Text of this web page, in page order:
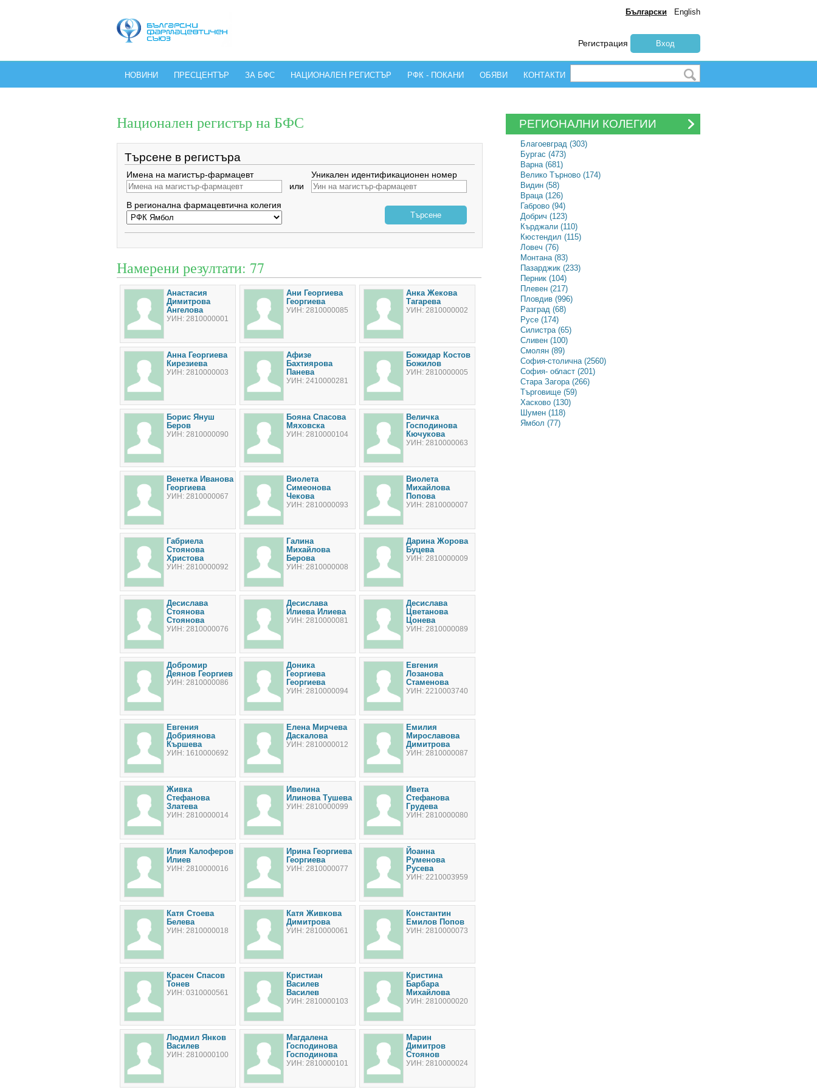
Български English
Регистрация Вход
НОВИНИ ПРЕСЦЕНТЪР ЗА БФС НАЦИОНАЛЕН РЕГИСТЪР РФК - ПОКАНИ ОБЯВИ КОНТАКТИ
Национален регистър на БФС
Търсене в регистъра
Имена на магистър-фармацевт
или
Уникален идентификационен номер
В регионална фармацевтична колегия
Търсене
Намерени резултати: 77
Анастасия
Димитрова
Ангелова
УИН: 2810000001
Ани Георгиева
Георгиева
УИН: 2810000085
Анка Жекова
Тагарева
УИН: 2810000002
Анна Георгиева
Кирезиева
УИН: 2810000003
Афизе
Бахтиярова
Панева
УИН: 2410000281
Божидар Костов
Божилов
УИН: 2810000005
Борис Януш
Беров
УИН: 2810000090
Бояна Спасова
Мяховска
УИН: 2810000104
Величка
Господинова
Кючукова
УИН: 2810000063
Венетка Иванова
Георгиева
УИН: 2810000067
Виолета
Симеонова
Чекова
УИН: 2810000093
Виолета
Михайлова
Попова
УИН: 2810000007
Габриела
Стоянова
Христова
УИН: 2810000092
Галина
Михайлова
Берова
УИН: 2810000008
Дарина Жорова
Буцева
УИН: 2810000009
Десислава
Стоянова
Стоянова
УИН: 2810000076
Десислава
Илиева Илиева
УИН: 2810000081
Десислава
Цветанова
Цонева
УИН: 2810000089
Добромир
Деянов Георгиев
УИН: 2810000086
Доника
Георгиева
Георгиева
УИН: 2810000094
Евгения
Лозанова
Стаменова
УИН: 2210003740
Евгения
Добриянова
Кършева
УИН: 1610000692
Елена Мирчева
Даскалова
УИН: 2810000012
Емилия
Мирославова
Димитрова
УИН: 2810000087
Живка
Стефанова
Златева
УИН: 2810000014
Ивелина
Илинова Тушева
УИН: 2810000099
Ивета
Стефанова
Грудева
УИН: 2810000080
Илия Калоферов
Илиев
УИН: 2810000016
Ирина Георгиева
Георгиева
УИН: 2810000077
Йоанна
Руменова
Русева
УИН: 2210003959
Катя Стоева
Белева
УИН: 2810000018
Катя Живкова
Димитрова
УИН: 2810000061
Константин
Емилов Попов
УИН: 2810000073
Красен Спасов
Тонев
УИН: 0310000561
Кристиан
Василев
Василев
УИН: 2810000103
Кристина
Барбара
Михайлова
УИН: 2810000020
Людмил Янков
Василев
УИН: 2810000100
Магдалена
Господинова
Господинова
УИН: 2810000101
Марин
Димитров
Стоянов
УИН: 2810000024
РЕГИОНАЛНИ КОЛЕГИИ
Благоевград (303)
Бургас (473)
Варна (681)
Велико Търново (174)
Видин (58)
Враца (126)
Габрово (94)
Добрич (123)
Кърджали (110)
Кюстендил (115)
Ловеч (76)
Монтана (83)
Пазарджик (233)
Перник (104)
Плевен (217)
Пловдив (996)
Разград (68)
Русе (174)
Силистра (65)
Сливен (100)
Смолян (89)
София-столична (2560)
София- област (201)
Стара Загора (266)
Търговище (59)
Хасково (130)
Шумен (118)
Ямбол (77)